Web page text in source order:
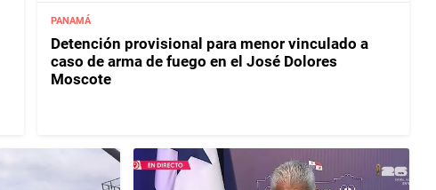
PANAMÁ
Detención provisional para menor vinculado a
caso de arma de fuego en el José Dolores
Moscote